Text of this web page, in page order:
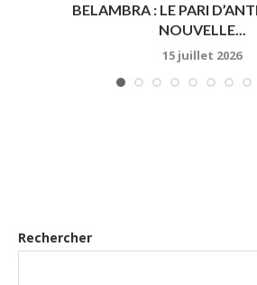
BELAMBRA : LE PARI
NOUVELLE...
15 juillet 2026
Rechercher